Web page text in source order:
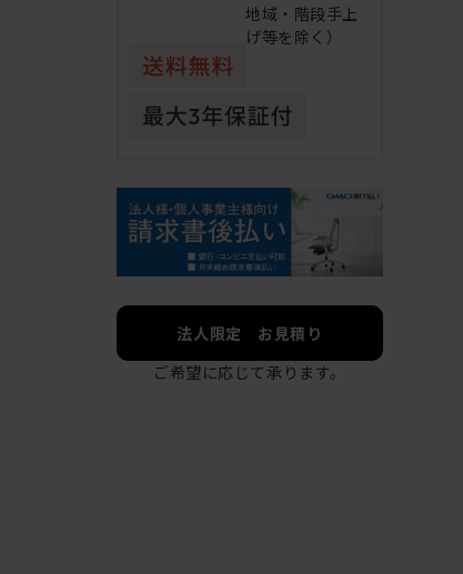
地域・階段手上
げ等を除く）
法人限定 お見積り
ご希望に応じて承ります。